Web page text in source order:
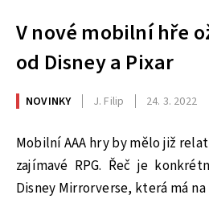
V nové mobilní hře
od Disney a Pixar
NOVINKY J. Filip 24. 3. 2022
Mobilní AAA hry by mělo již
zajímavé RPG. Řeč je
Disney Mirrorverse, která má